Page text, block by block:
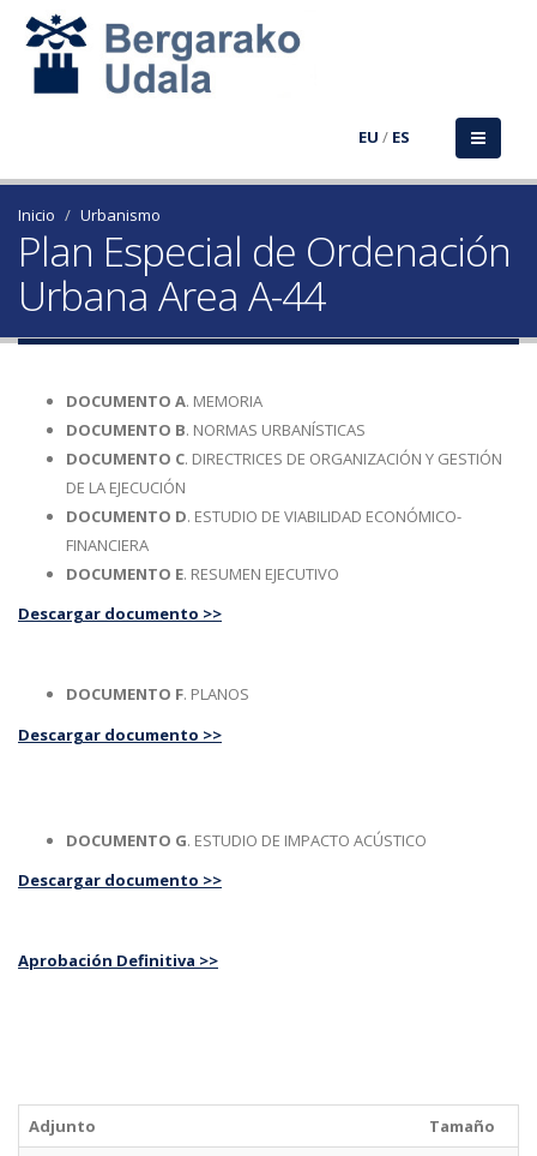
EU / ES
Inicio Urbanismo
Plan Especial de Ordenación
Urbana Area A-44
DOCUMENTO A. MEMORIA
DOCUMENTO B. NORMAS URBANÍSTICAS
DOCUMENTO C. DIRECTRICES DE ORGANIZACIÓN Y GESTIÓN
DE LA EJECUCIÓN
DOCUMENTO D. ESTUDIO DE VIABILIDAD ECONÓMICO-
FINANCIERA
DOCUMENTO E. RESUMEN EJECUTIVO
Descargar documento >>
DOCUMENTO F. PLANOS
Descargar documento >>
DOCUMENTO G. ESTUDIO DE IMPACTO ACÚSTICO
Descargar documento >>
Aprobación Definitiva >>
Adjunto
Tamaño